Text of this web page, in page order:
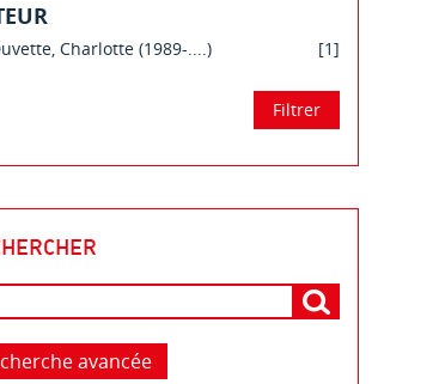
Charlotte (1989-....) [1]
avancée